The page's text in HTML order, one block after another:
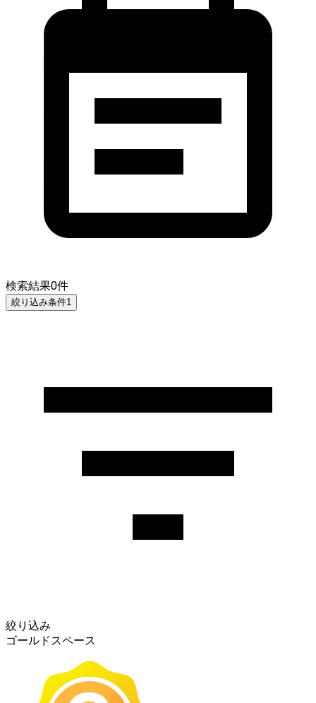
検索結果0件
絞り込み条件1
絞り込み
ゴールドスペース